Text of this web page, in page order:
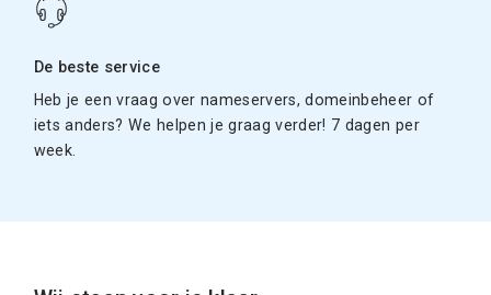
De beste service
Heb je een vraag over nameservers, domeinbeheer of
iets anders? We helpen je graag verder! 7 dagen per
week.